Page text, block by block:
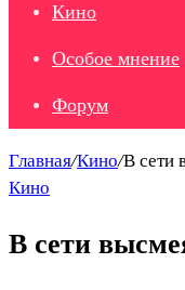
Кино
Особое мнение
Форум
Главная/Кино/В сети
Кино
В сети